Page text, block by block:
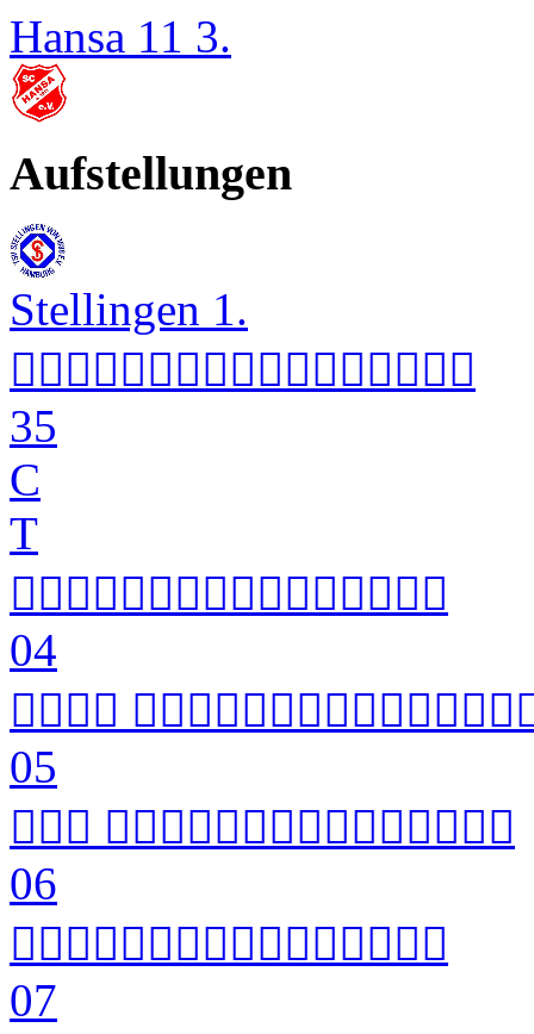
Hansa 11 3.
Aufstellungen
Stellingen 1.

35
C
T

04
 
05
 
06

07